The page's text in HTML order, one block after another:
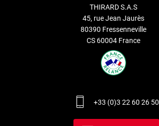
THIRARD S.A.S
45, rue Jean Jaurès
80390 Fressenneville
CS 60004 France
+33 (0)3 22 60 26 50